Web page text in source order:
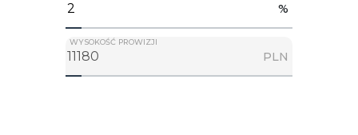
%
WYSOKOŚĆ PROWIZJI
PLN